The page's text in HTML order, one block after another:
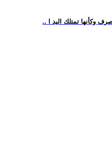
وكأنها تمتلك اليد ا